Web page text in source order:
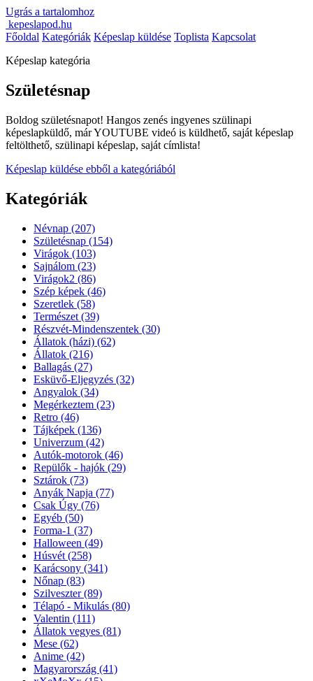
Ugrás a tartalomhoz
kepeslapod.hu
Főoldal Kategóriák Képeslap küldése Toplista Kapcsolat
Képeslap kategória
Születésnap
Boldog születésnapot! Hangos zenés ingyenes szülinapi
képeslapküldő, már YOUTUBE videó is küldhető, saját képeslap
feltölthető, szülinapi képeslap, saját címlista!
Képeslap küldése ebből a kategóriából
Kategóriák
Névnap (207)
Születésnap (154)
Virágok (103)
Sajnálom (23)
Virágok2 (86)
Szép képek (46)
Szeretlek (58)
Természet (39)
Részvét-Mindenszentek (30)
Állatok (házi) (62)
Állatok (216)
Ballagás (27)
Esküvő-Eljegyzés (32)
Angyalok (34)
Megérkeztem (23)
Retro (46)
Tájképek (136)
Univerzum (42)
Autók-motorok (46)
Repülők - hajók (29)
Sztárok (73)
Anyák Napja (77)
Csak Úgy (76)
Egyéb (50)
Forma-1 (37)
Halloween (49)
Húsvét (258)
Karácsony (341)
Nőnap (83)
Szilveszter(89)
Télapó - Mikulás (80)
Valentin (111)
Állatok vegyes (81)
Mese (62)
Anime (42)
Magyarország (41)